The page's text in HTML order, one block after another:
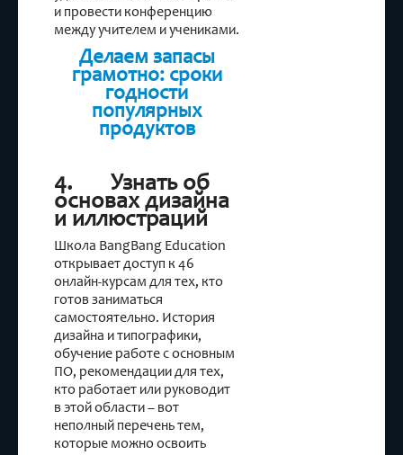
и провести конференцию
между учителем и учениками.
Делаем запасы
грамотно: сроки
годности
популярных
продуктов
4. Узнать об
основах дизайна
и иллюстраций
Школа BangBang Education
открывает доступ к 46
онлайн-курсам для тех, кто
готов заниматься
самостоятельно. История
дизайна и типографики,
обучение работе с основным
ПО, рекомендации для тех,
кто работает или руководит
в этой области – вот
неполный перечень тем,
которые можно освоить